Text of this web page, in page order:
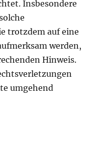
Insbesondere
trotzdem auf eine
werden,
Hinweis.
umgehend